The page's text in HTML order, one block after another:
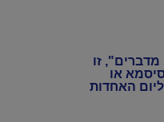
מדברים", זו
או
האחדות